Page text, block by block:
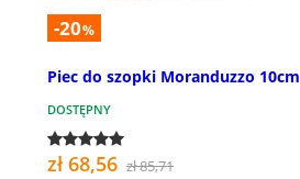
-20%
Piec do szopki Moranduzzo 10cm
DOSTĘPNY
zł 68,56 zł 85,71